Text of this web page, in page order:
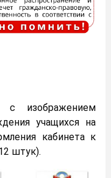
изображением
учащихся на
кабинета к
штук).